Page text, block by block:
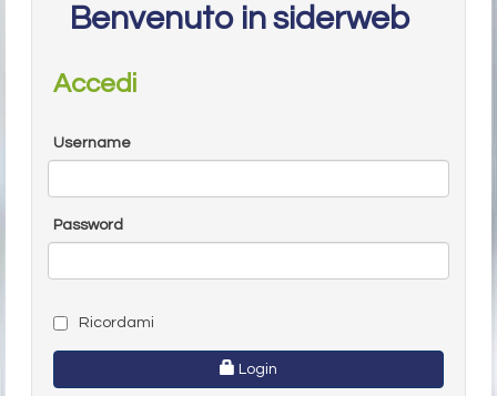
Benvenuto in siderweb
Accedi
Username
Password
Ricordami
Login